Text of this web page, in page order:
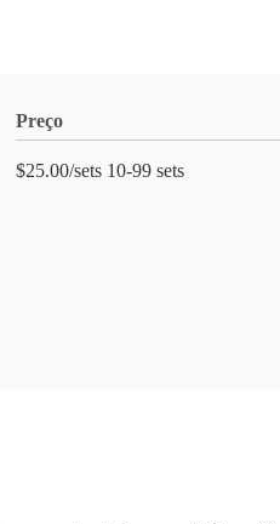
Preço
$25.00/sets 10-99 sets